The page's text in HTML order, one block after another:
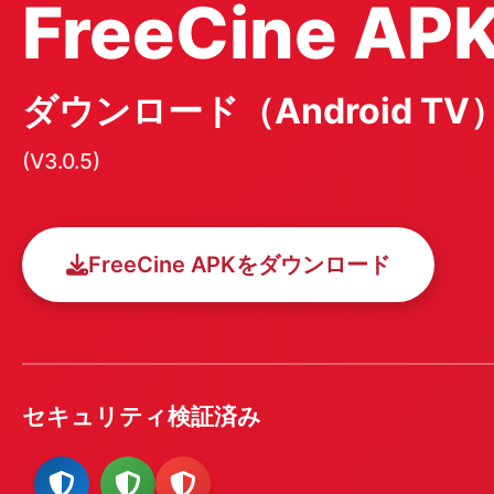
FreeCine
ダウンロード（Android TV
(V3.0.5)
FreeCine APKをダウンロード
セキュリティ検証済み